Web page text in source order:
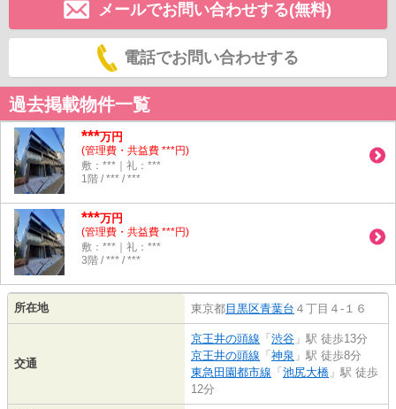
メールでお問い合わせする(無料)
電話でお問い合わせする
過去掲載物件一覧
***万円
(管理費・共益費 ***円)
敷：***｜礼：***
1階 / *** / ***
***万円
(管理費・共益費 ***円)
敷：***｜礼：***
3階 / *** / ***
所在地 東京都目黒区青葉台 ４丁目４-１６
交通
京王井の頭線 「 渋谷 」駅 徒歩13分
京王井の頭線 「 神泉 」駅 徒歩8分
東急田園都市線 「 池尻大橋 」駅 徒歩
12分